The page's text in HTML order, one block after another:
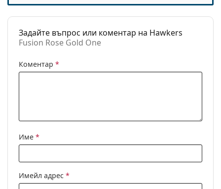
Марка:
Hawkers
Предназначение: Мода
Задайте въпрос или коментар на Hawkers
Fusion Rose Gold One
Коментар *
Име *
Имейл адрес *